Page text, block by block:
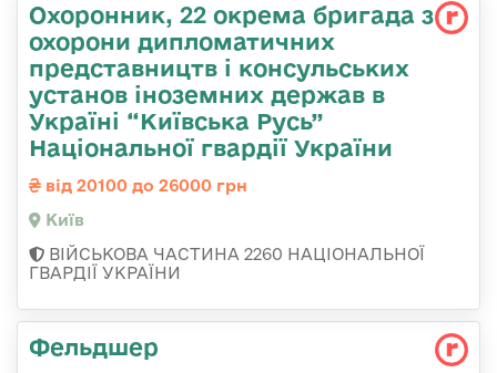
Охоронник, 22 окрема бригада з
охорони дипломатичних
представництв і консульських
установ іноземних держав в
Україні “Київська Русь”
Національної гвардії України
від 20100 до 26000 грн
Київ
ВІЙСЬКОВА ЧАСТИНА 2260 НАЦІОНАЛЬНОЇ
ГВАРДІЇ УКРАЇНИ
Фельдшер